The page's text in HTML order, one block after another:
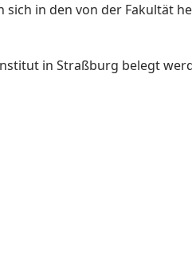
in den von der Fakultät
in Straßburg belegt